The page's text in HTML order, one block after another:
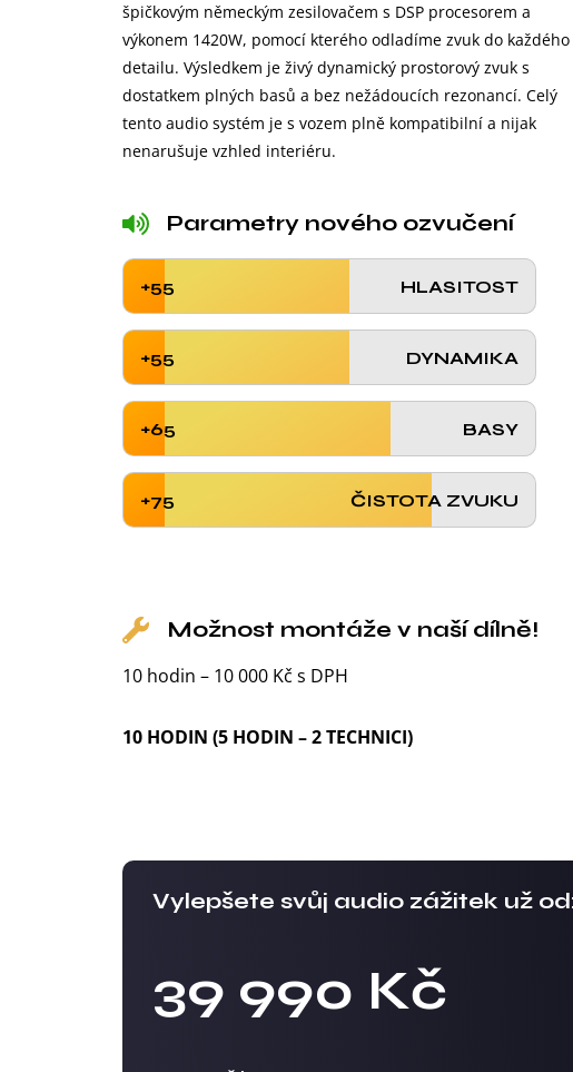
špičkovým německým zesilovačem s DSP procesorem a
výkonem 1420W, pomocí kterého odladíme zvuk do každého
detailu. Výsledkem je živý dynamický prostorový zvuk s
dostatkem plných basů a bez nežádoucích rezonancí. Celý
tento audio systém je s vozem plně kompatibilní a nijak
nenarušuje vzhled interiéru.
Parametry nového ozvučení
HLASITOST
+55
DYNAMIKA
+55
BASY
+65
ČISTOTA ZVUKU
+75
Možnost montáže v naší dílně!
10 hodin – 10 000 Kč s DPH
10 HODIN (5 HODIN – 2 TECHNICI)
Vylepšete svůj audio zážitek už
39 990 Kč